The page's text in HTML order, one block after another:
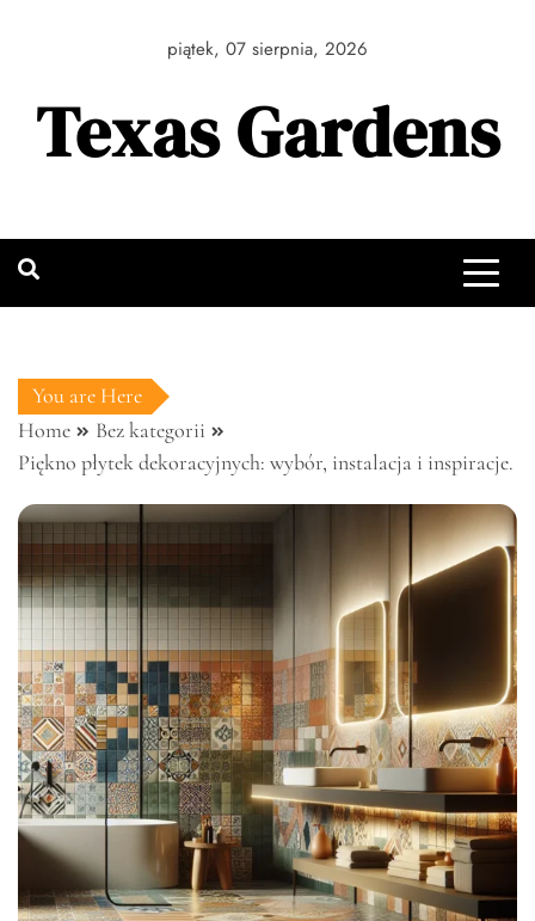
piątek, 07 sierpnia, 2026
Texas Gardens
You are Here
Home
Bez kategorii
Piękno płytek dekoracyjnych: wybór, instalacja i inspiracje.